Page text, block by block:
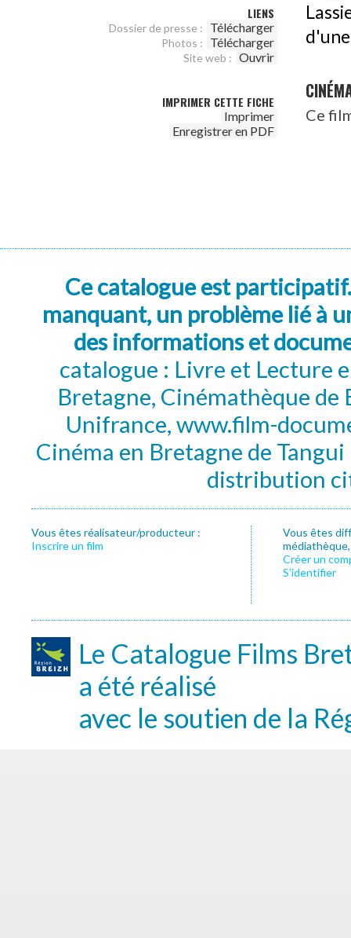
LIENS
Dossier de presse : Télécharger
Photos : Télécharger
Site web : Ouvrir
IMPRIMER CETTE FICHE
Imprimer
Enregistrer en PDF
Ce
Ce catalogue est
manquant, un problème lié à
des informations et
catalogue : Livre et Lecture
Bretagne, Cinémathèque de
Unifrance, www.film-
Cinéma en Bretagne de
distribution
Vous êtes réalisateur/producteur :
Inscrire un film
Vous êtes
Créer un
S’identifier
Le Catalogue Films
a été réalisé
avec le soutien de la